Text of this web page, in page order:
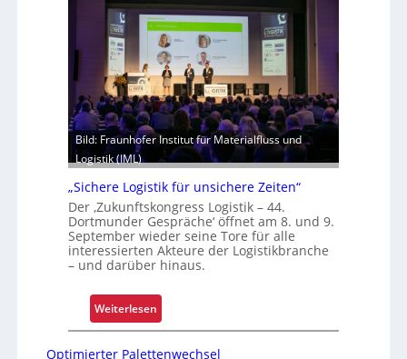
o
d
e
r
n
i
s
e
r
t
r
e
m
h
t
e
l
e
t
S
c
w
c
h
Bild: Fraunhofer Institut für Materialfluss und
Logistik (IML)
„Sichere Logistik für unsichere Zeiten“
Der ‚Zukunftskongress Logistik – 44.
Dortmunder Gespräche‘ öffnet am 8. und 9.
September wieder seine Tore für alle
interessierten Akteure der Logistikbranche
– und darüber hinaus.
Weiterlesen
„
Optimierter Palettenwechsel